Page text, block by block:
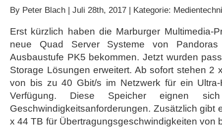
By Peter Blach | Juli 28th, 2017 | Kategorie:
Erst kürzlich haben die Marburger Multimedia-
neue Quad Server Systeme von
Ausbaustufe PK5 bekommen. Jetzt wurden
Storage Lösungen erweitert. Ab sofort stehen 2
von bis zu 40 Gbit/s im Netzwerk für ein Ultra-
Verfügung. Diese Speicher eignen
Geschwindigkeitsanforderungen. Zusätzlich gibt
x 44 TB für Übertragungsgeschwindigkeiten von